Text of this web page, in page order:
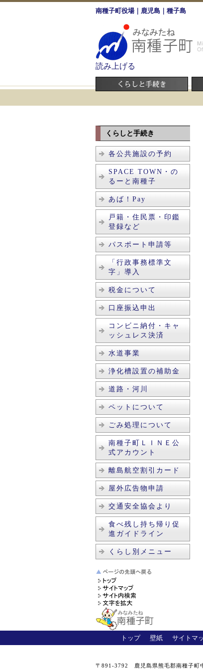
南種子町役場｜鹿児島｜種子島
読み上げる
くらしと手続き
各公共施設の予約
SPACE TOWN・の
るーと南種子
あば！Pay
戸籍・住民票・印鑑
登録など
パスポート申請等
「行政事務標準文
字」導入
税金について
口座振込申出
コンビニ納付・キャ
ッシュレス決済
水道事業
浄化槽設置の補助金
道路・河川
ペットについて
ごみ処理について
南種子町ＬＩＮＥ公
式アカウント
離島航空割引カード
屋外広告物申請
交通安全協会より
食べ残し持ち帰り促
進ガイドライン
くらし別メニュー
トップ 壁紙 サイトマ
〒891-3792 鹿児島県熊毛郡南種子町